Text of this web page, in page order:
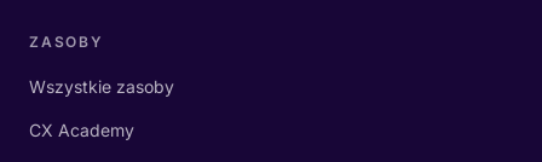
ZASOBY
Wszystkie zasoby
CX Academy